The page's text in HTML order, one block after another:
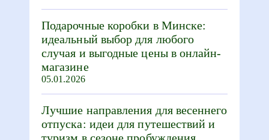
Подарочные коробки в Минске:
идеальный выбор для любого
случая и выгодные цены в онлайн-
магазине
05.01.2026
Лучшие направления для весеннего
отпуска: идеи для путешествий и